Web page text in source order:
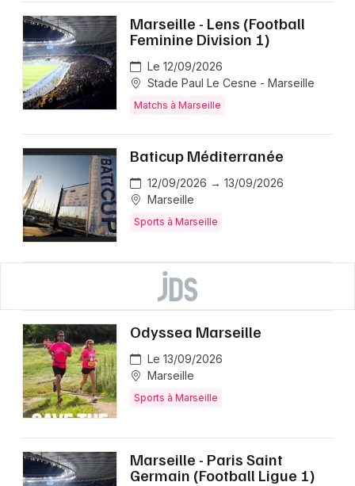
Marseille - Lens (Football
Feminine Division 1)
Le 12/09/2026
Stade Paul Le Cesne - Marseille
Matchs à Marseille
Baticup Méditerranée
12/09/2026 → 13/09/2026
Marseille
Sports à Marseille
Odyssea Marseille
Le 13/09/2026
Marseille
Sports à Marseille
Marseille - Paris Saint
Germain (Football Ligue 1)